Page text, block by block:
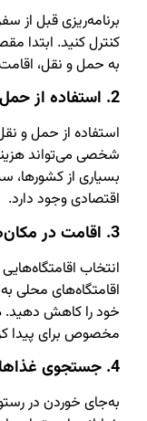
برنامه‌ریزی قبل از
کنترل کنید. ابتدا
به حمل و نقل،
2. استفاده از حمل و نقل عمومی
استفاده از حمل و
شخصی می‌تواند
بسیاری از
اقتصادی وجود دارد.
3. اقامت در مکان‌های اقتصادی
انتخاب
اقامتگاه‌های محلی
خود را کاهش دهید.
مخصوص برای پیدا
4. جستجوی غذاهای محلی و ارزان
به‌جای خوردن در